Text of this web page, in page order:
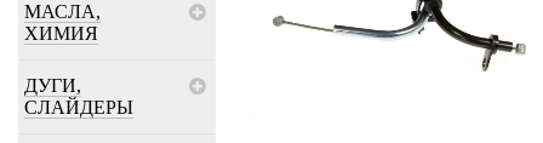
МАСЛА,
ХИМИЯ
ДУГИ,
СЛАЙДЕРЫ